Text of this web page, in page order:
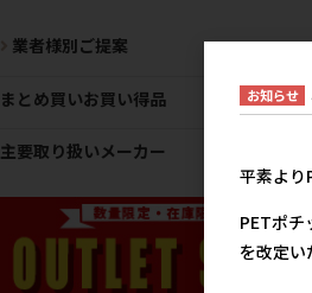
業者様別ご提案
まとめ買いお買い得品
主要取り扱いメーカー
お知らせ
平素より
PETポチ
を改定い